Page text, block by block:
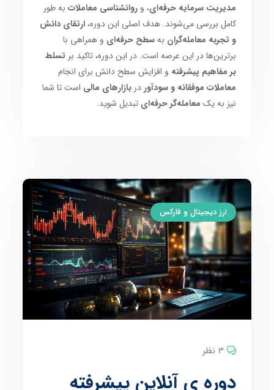
مدیریت سرمایه حرفه‌ای، وروانشناسی معاملات به طور
کامل بررسی می‌شوند. هدف اصلی این دوره،ارتقای دانش
و تجربه معامله‌گران بهسطح حرفه‌ای و همراهی با
برترین‌ها در این عرصه است. در این دوره، تاکید بر تسلط
بر مفاهیم پیشرفته و افزایش سطح دانش برای انجام
معاملات موفقانه و سودآور دربازارهای مالی است تا شما
نیز به یک معامله‌گر حرفه‌ای تبدیل شوید.
ارز دیجیتال و فارکس
3 نظر
دوره ی آنلاین پیشرفته